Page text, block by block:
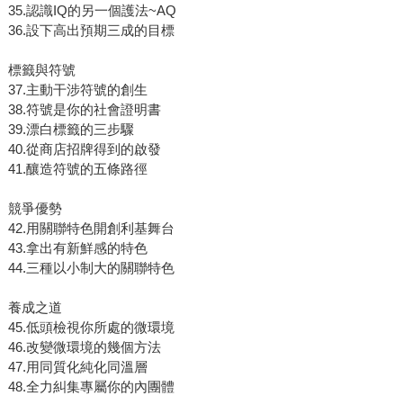
35.認識IQ的另一個護法~AQ
36.設下高出預期三成的目標
標籤與符號
37.主動干涉符號的創生
38.符號是你的社會證明書
39.漂白標籤的三步驟
40.從商店招牌得到的啟發
41.釀造符號的五條路徑
競爭優勢
42.用關聯特色開創利基舞台
43.拿出有新鮮感的特色
44.三種以小制大的關聯特色
養成之道
45.低頭檢視你所處的微環境
46.改變微環境的幾個方法
47.用同質化純化同溫層
48.全力糾集專屬你的內團體